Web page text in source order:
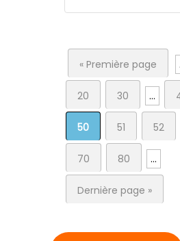
« Première page
20 30 …
50 51 52
70 80 …
Dernière page »